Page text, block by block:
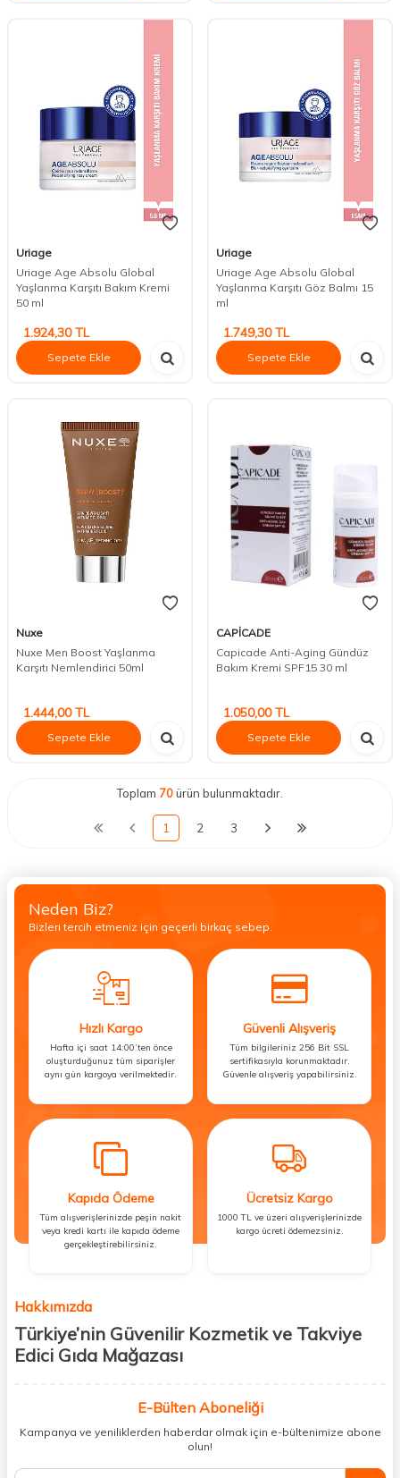
Uriage
Uriage Age Absolu Global
Yaşlanma Karşıtı Bakım Kremi
50 ml
1.924,30TL
Sepete Ekle
Uriage
Uriage Age Absolu Global
Yaşlanma Karşıtı Göz Balmı 15
ml
1.749,30TL
Sepete Ekle
Nuxe
Nuxe Men Boost Yaşlanma
Karşıtı Nemlendirici 50ml
1.444,00TL
Sepete Ekle
CAPİCADE
Capicade Anti-Aging Gündüz
Bakım Kremi SPF15 30 ml
1.050,00TL
Sepete Ekle
Toplam 70ürün bulunmaktadır.
1 2 3
Neden Biz?
Bizleri tercih etmeniz için geçerli birkaç sebep.
Hızlı Kargo
Hafta içi saat 14:00’ten önce
oluşturduğunuz tüm siparişler
aynı gün kargoya verilmektedir.
Güvenli Alışveriş
Tüm bilgileriniz 256 Bit SSL
sertifikasıyla korunmaktadır.
Güvenle alışveriş yapabilirsiniz.
Kapıda Ödeme
Tüm alışverişlerinizde peşin nakit
veya kredi kartı ile kapıda ödeme
gerçekleştirebilirsiniz.
Ücretsiz Kargo
1000 TL ve üzeri alışverişlerinizde
kargo ücreti ödemezsiniz.
Hakkımızda
Türkiye’nin Güvenilir Kozmetik ve Takviye
Edici Gıda Mağazası
kişisel bakım hem de takviye edici gıda ürünlerini sizlerle
buluşturuyoruz. Artık mağaza mağaza dolaşmanıza gerek yok;
ihtiyacınız olan her şeyi tek bir çatı altında topluyor ve kapınıza kadar
E-Bülten Aboneliği
Kampanya ve yeniliklerden haberdar olmak için e-bültenimize abone
olun!